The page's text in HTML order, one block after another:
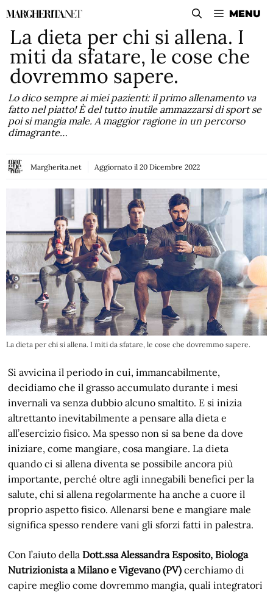
Vai
contenuto
MENU
La dieta per chi si allena. I
miti da sfatare, le cose che
dovremmo sapere.
Lo dico sempre ai miei pazienti: il primo allenamento va
fatto nel piatto! È del tutto inutile ammazzarsi di sport se
poi si mangia male. A maggior ragione in un percorso
dimagrante…
Margherita.net Aggiornato il 20 Dicembre 2022
La dieta per chi si allena. I miti da sfatare, le cose che dovremmo sapere.
Si avvicina il periodo in cui, immancabilmente,
decidiamo che il grasso accumulato durante i mesi
invernali va senza dubbio alcuno smaltito. E si inizia
altrettanto inevitabilmente a pensare alla dieta e
all’esercizio fisico. Ma spesso non si sa bene da dove
iniziare, come mangiare, cosa mangiare. La dieta
quando ci si allena diventa se possibile ancora più
importante, perché oltre agli innegabili benefici per la
salute, chi si allena regolarmente ha anche a cuore il
proprio aspetto fisico. Allenarsi bene e mangiare male
significa spesso rendere vani gli sforzi fatti in palestra.
Con l’aiuto dellaDott.ssa Alessandra Esposito, Biologa
Nutrizionista a Milano e Vigevano (PV) cerchiamo di
capire meglio come dovremmo mangia, quali integratori